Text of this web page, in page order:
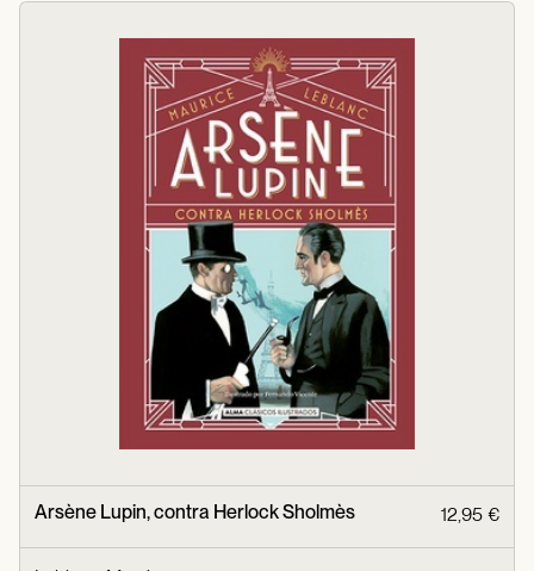
Arsène Lupin, contra Herlock Sholmès 12,95 €